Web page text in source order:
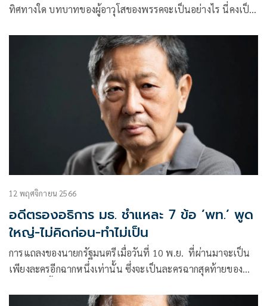
ทิศทางใด บทบาทของผู้อาวุโสของพรรคจะเป็นอย่างไร นี่คงเป็น
12 พฤศจิกายน 2566
อดีตรองอธิการ มธ. ชำแหละ 7 ข้อ ’พท.’ พูด
ใหญ่-ไม่คิดก่อน-ทำไม่เป็น
การแถลงของนายกรัฐมนตรีเมื่อวันที่ 10 พ.ย. ที่ผ่านมาจะเป็น
เพียงละครอีกฉากหนึ่งเท่านั้น ซึ่งจะเป็นละครฉากสุดท้ายของ